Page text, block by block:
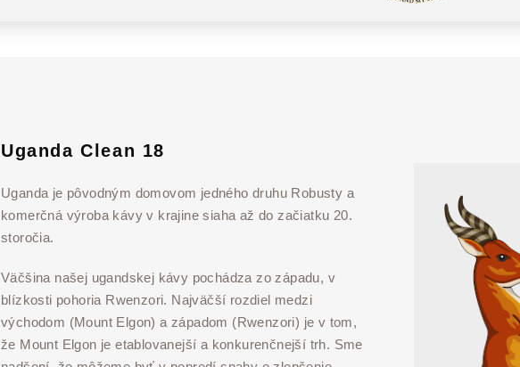
Uganda Clean 18
Uganda je pôvodným domovom jedného druhu Robusty a
komerčná výroba kávy v krajine siaha až do začiatku 20.
storočia.
Väčšina našej ugandskej kávy pochádza zo západu, v
blízkosti pohoria Rwenzori. Najväčší rozdiel medzi
východom (Mount Elgon) a západom (Rwenzori) je v tom,
že Mount Elgon je etablovanejší a konkurenčnejší trh. Sme